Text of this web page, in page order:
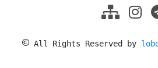
© All Rights Reserved by